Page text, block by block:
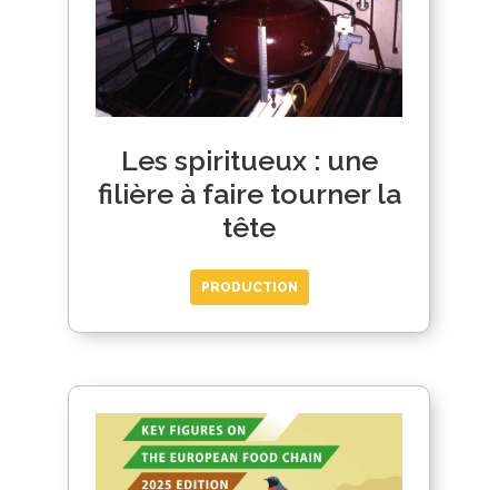
Les spiritueux : une
filière à faire tourner la
tête
PRODUCTION